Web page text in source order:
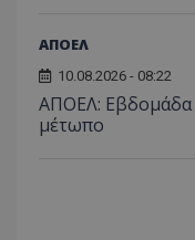
ΑΠΟΕΛ
10.08.2026 - 08:22
ΑΠΟΕΛ: Εβδομάδα
μέτωπο